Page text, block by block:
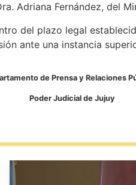
Adriana Fernández, del
del plazo legal
ante una instancia
de Prensa y Relaciones
Poder Judicial de Jujuy